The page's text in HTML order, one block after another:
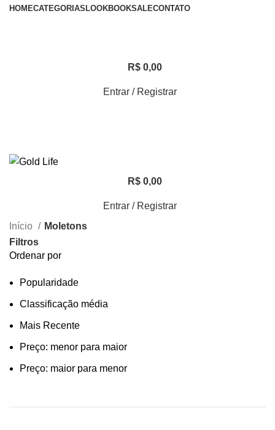
HOMECATEGORIAS LOOKBOOKSALECONTATO
R$0,00
Entrar / Registrar
R$0,00
Entrar / Registrar
Início
Moletons
Filtros
Ordenar por
Popularidade
Classificação média
Mais Recente
Preço: menor para maior
Preço: maior para menor